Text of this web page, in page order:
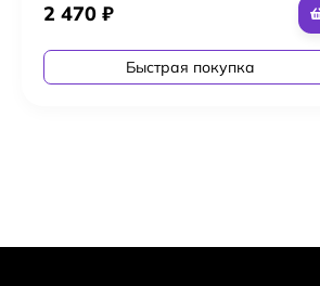
2 470 ₽
Быстрая покупка